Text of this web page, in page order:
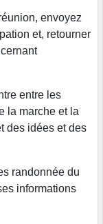
envoyez
et, retourner
entre les
la marche et la
des idées et des
randonnée du
informations